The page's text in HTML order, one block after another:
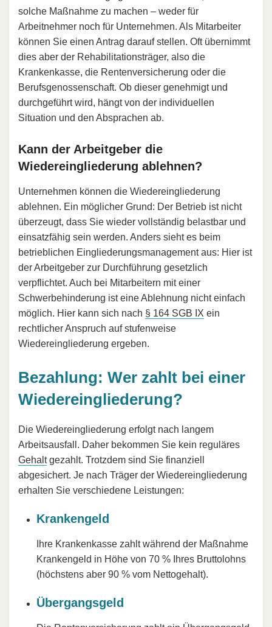
solche Maßnahme zu machen – weder für
Arbeitnehmer noch für Unternehmen. Als Mitarbeiter
können Sie einen Antrag darauf stellen. Oft übernimmt
dies aber der Rehabilitationsträger, also die
Krankenkasse, die Rentenversicherung oder die
Berufsgenossenschaft. Ob dieser genehmigt und
durchgeführt wird, hängt von der individuellen
Situation und den Absprachen ab.
Kann der Arbeitgeber die
Wiedereingliederung ablehnen?
Unternehmen können die Wiedereingliederung
ablehnen. Ein möglicher Grund: Der Betrieb ist nicht
überzeugt, dass Sie wieder vollständig belastbar und
einsatzfähig sein werden. Anders sieht es beim
betrieblichen Eingliederungsmanagement aus: Hier ist
der Arbeitgeber zur Durchführung gesetzlich
verpflichtet. Auch bei Mitarbeitern mit einer
Schwerbehinderung ist eine Ablehnung nicht einfach
möglich. Hier kann sich nach § 164 SGB IX ein
rechtlicher Anspruch auf stufenweise
Wiedereingliederung ergeben.
Bezahlung: Wer zahlt bei einer
Wiedereingliederung?
Die Wiedereingliederung erfolgt nach langem
Arbeitsausfall. Daher bekommen Sie kein reguläres
Gehaltgezahlt. Trotzdem sind Sie finanziell
abgesichert. Je nach Träger der Wiedereingliederung
erhalten Sie verschiedene Leistungen:
Krankengeld
Ihre Krankenkasse zahlt während der Maßnahme
Krankengeld in Höhe von 70 % Ihres Bruttolohns
(höchstens aber 90 % vom Nettogehalt).
Übergangsgeld